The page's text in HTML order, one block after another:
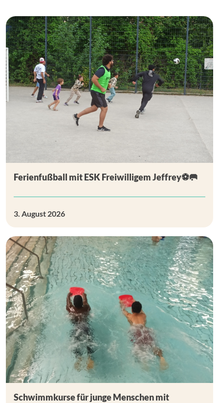
Ferienfußball mit ESK Freiwilligem Jeffrey⚽🥅
3. August 2026
Schwimmkurse für junge Menschen mit